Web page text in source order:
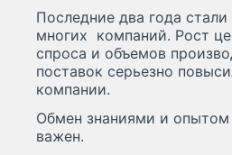
Последние два года
многих компаний. Рост
спроса и объемов
поставок серьезно
компании.
Обмен знаниями и опытом
важен.